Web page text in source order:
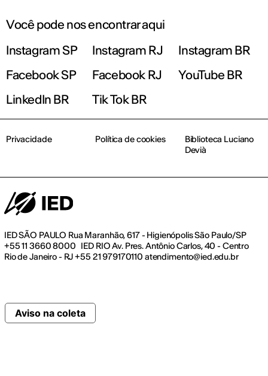
Você pode nos encontrar aqui
Instagram SP
Instagram RJ
Instagram BR
Facebook SP
Facebook RJ
YouTube BR
LinkedIn BR
Tik Tok BR
IED SÃO PAULO Rua Maranhão, 617 - Higienópolis São Paulo/SP
+55 11 3660 8000 IED RIO Av. Pres. Antônio Carlos, 40 - Centro
Rio de Janeiro - RJ +55 21 979170110 atendimento@ied.edu.br
Privacidade Política de cookies
Biblioteca Luciano
Devià
Aviso na coleta